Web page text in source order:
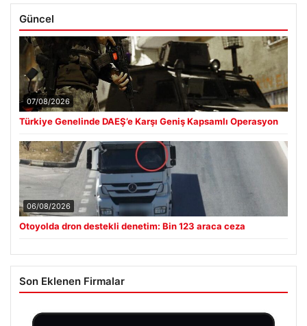
Güncel
07/08/2026
Türkiye Genelinde DAEŞ’e Karşı Geniş Kapsamlı Operasyon
06/08/2026
Otoyolda dron destekli denetim: Bin 123 araca ceza
Son Eklenen Firmalar